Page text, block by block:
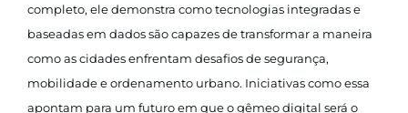
completo, ele demonstra como tecnologias integradas e
baseadas em dados são capazes de transformar a maneira
como as cidades enfrentam desafios de segurança,
mobilidade e ordenamento urbano. Iniciativas como essa
apontam para um futuro em que o gêmeo digital será o